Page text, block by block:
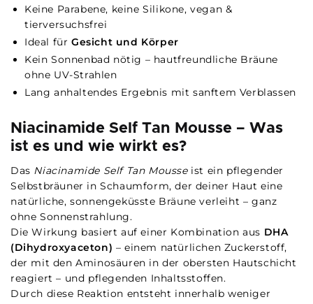
Keine Parabene, keine Silikone, vegan &
tierversuchsfrei
Ideal für Gesicht und Körper
Kein Sonnenbad nötig – hautfreundliche Bräune
ohne UV-Strahlen
Lang anhaltendes Ergebnis mit sanftem Verblassen
Niacinamide Self Tan Mousse – Was
ist es und wie wirkt es?
Das Niacinamide Self Tan Mousseist ein pflegender
Selbstbräuner in Schaumform, der deiner Haut eine
natürliche, sonnengeküsste Bräune verleiht – ganz
ohne Sonnenstrahlung.
Die Wirkung basiert auf einer Kombination aus DHA
(Dihydroxyaceton) – einem natürlichen Zuckerstoff,
der mit den Aminosäuren in der obersten Hautschicht
reagiert – und pflegenden Inhaltsstoffen.
Durch diese Reaktion entsteht innerhalb weniger